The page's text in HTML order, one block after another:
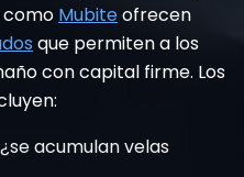
Mubiteofrecen
que permiten a los
con capital firme. Los
acumulan velas